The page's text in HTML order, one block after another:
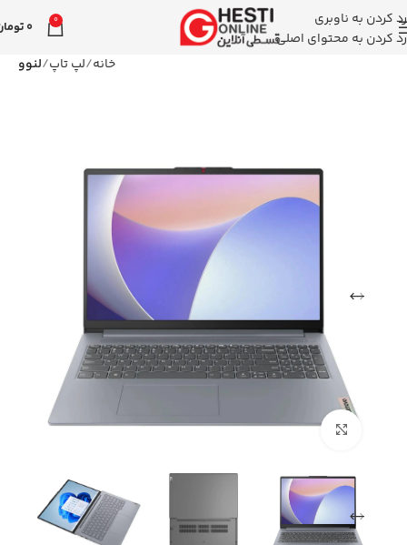
رد کردن به ناوبری
رد کردن به محتوای اصلی
0
0
خانه لپ تاپ لنوو
بزرگنمایی تصویر